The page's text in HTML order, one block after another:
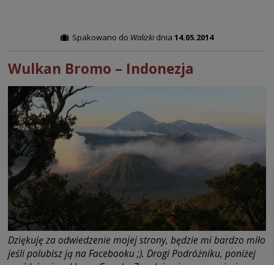
Spakowano do Walizkidnia 14.05.2014
Wulkan Bromo – Indonezja
Dziękuję za odwiedzenie mojej strony, będzie mi bardzo miło
jeśli polubisz ją na Facebooku ;). Drogi Podróżniku, poniżej